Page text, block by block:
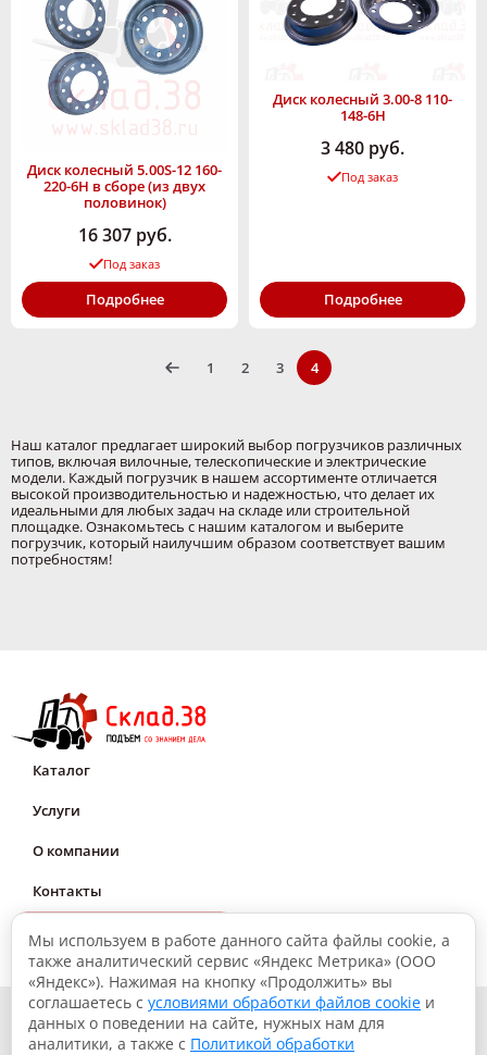
Диск колесный 5.00S-12 160-
220-6Н в сборе (из двух
половинок)
16 307 руб.
Под заказ
Подробнее
Диск колесный 3.00-8 110-
148-6Н
3 480 руб.
Под заказ
Подробнее
1 2 3 4
Наш каталог предлагает широкий выбор погрузчиков различных
типов, включая вилочные, телескопические и электрические
модели. Каждый погрузчик в нашем ассортименте отличается
высокой производительностью и надежностью, что делает их
идеальными для любых задач на складе или строительной
площадке. Ознакомьтесь с нашим каталогом и выберите
погрузчик, который наилучшим образом соответствует вашим
потребностям!
Каталог
Услуги
О компании
Контакты
© 2026, Склад.38: Подъем со знанием дела
Политика конфиденциальности
Мы используем в работе данного сайта файлы cookie, а
также аналитический сервис «Яндекс Метрика» (ООО
«Яндекс»). Нажимая на кнопку «Продолжить» вы
соглашаетесь с условиями обработки файлов cookie и
данных о поведении на сайте, нужных нам для
аналитики, а также с Политикой обработки